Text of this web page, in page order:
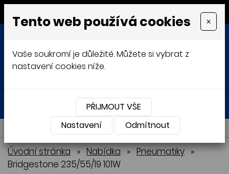
MENU
Přihlásit Košík
NABÍDKA
Úvodní stránka » Nabídka » Pneumatiky »
Bridgestone 235/55/19 101W
Tento web používá cookies ×
Vaše soukromí je důležité. Můžete si vybrat z
nastavení cookies níže.
PŘIJMOUT VŠE
Nastavení
Odmítnout